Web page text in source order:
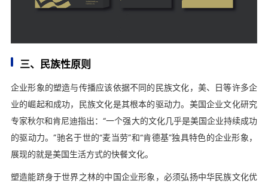
三、民族性原则
企业形象的塑造与传播应该依据不同的民族文化，美、日等许多企
业的崛起和成功，民族文化是其根本的驱动力。美国企业文化研究
专家秋尔和肯尼迪指出：“一个强大的文化几乎是美国企业持续成功
的驱动力。”驰名于世的“麦当劳”和“肯德基”独具特色的企业形象，
展现的就是美国生活方式的快餐文化。
塑造能跻身于世界之林的中国企业形象，必须弘扬中华民族文化优